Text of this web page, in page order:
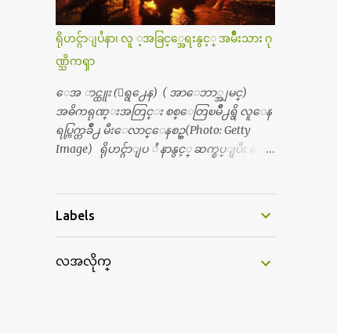
င့္ပါတယ္။ စာေရးသူ လြန္ခဲ့တဲ့ (၂)...
ရွိေပမယ့္ ကိုယ့္ကိုယ္ကို မိန္းမစိတ္ေပါက္မွန္း
သိတာက ၉ တန္း၊ ၁၀ တန္းေလာက္ကမွ။ ညီအ
စ္ကို ေမာင္နွမ အားလံုး ၆ ေယာက္ရွိတယ္။ အစ္ကို ၃
ေယာက္၊ အစ္မ ႏွစ္ေယာက္။ အစ္ကိုေတြက
လည္း သူ႔ အေပါင္းအသင္းနဲ႔ သူဆိုေ
တာ့ အမေတြနဲ႔ဘဲ ေပါင္းတယ္။ ျပီးေတာ့
အေဖကလည္း ေယာက္်ားဆုိ ေယာ
က္်ားေလးလုိဘဲ ေနေစခ်င္တယ္။ အေဖ့ကို
ေၾကာက္လည္း ေၾကာက္ရတယ္။ ေယာ
က္်ားေလး စိတ္လည္း ရွိေအာင္ ဘာသာေရး
လည္း လုိက္စားေအာင္ တန္ခူးလဆုိ တစ္လ
လံုး ကိုရင္ ဝတ္ခုိင္းတယ္။ ေက်ာင္းမွာဆုိ
ရင္ ေယာက္်ားေလးေတြက ကိုယ့္ကို ဘာ
ပဲျဖစ္ျဖစ္ မၾကားတၾကား စရင္စတယ္။
ရိုဟင္ဂ်ာျပႆနာ၊ လူ ့အခြင့္အေရးနွင့္ အမ်ိဳးသား ဂု
ဏ္သိကၡာ
ေအ ာင္ထူး (ေရွ႕ေန) ( အာေဘာ္အျမင္)
အဓိကရုဏ္းအတြင္း စစ္ေတြၿမိဳ႕ရွိ လူေန
ရပ္ကြက္တခ်ိဳ႕ မီးေလာင္ေနစဥ္(Photo: Getty
Image) ရိုဟင္ဂ်ာျပ ႆ နာနွင့္ ဆက္စပ္ျပီး ေ
ဇီးရား နိုင္ငံတကာ ရုပ္သံလႊင့္ဌာနမွ ရိုဟင္ဂ်ာလူထု
တြင္းေနထိုင္ရာ တြင္လည္း အကူအညီမ်ား မရ
Labels
လအလိုက္